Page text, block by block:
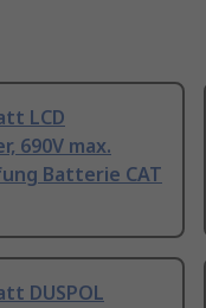
LCD
690V max.
Batterie CAT
DUSPOL